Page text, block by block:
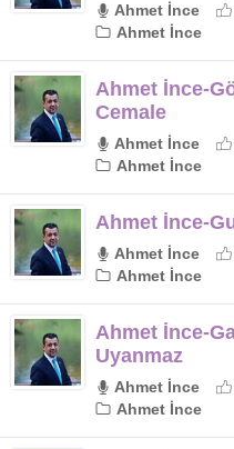
Ahmet İnce
Ahmet İnce
Ahmet İnce-
Cemale
Ahmet İnce
Ahmet İnce
Ahmet İnce-
Ahmet İnce
Ahmet İnce
Ahmet İnce-
Uyanmaz
Ahmet İnce
Ahmet İnce